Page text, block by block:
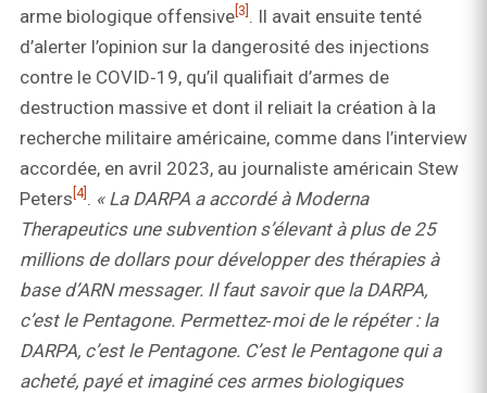
arme biologique offensive [3] . Il avait ensuite tenté
d’alerter l’opinion sur la dangerosité des injections
contre le COVID‑19, qu’il qualifiait d’armes de
destruction massive et dont il reliait la création à la
recherche militaire américaine, comme dans l’interview
accordée, en avril 2023, au journaliste américain Stew
Peters [4] . « La DARPA a accordé à Moderna
Therapeutics une subvention s’élevant à plus de 25
millions de dollars pour développer des thérapies à
base d’ARN messager. Il faut savoir que la DARPA,
c’est le Pentagone. Permettez‑moi de le répéter : la
DARPA, c’est le Pentagone. C’est le Pentagone qui a
acheté, payé et imaginé ces armes biologiques